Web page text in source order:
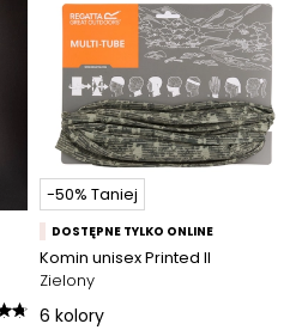
-50% Taniej
DOSTĘPNE TYLKO ONLINE
Komin unisex Printed II
Zielony
6 kolory